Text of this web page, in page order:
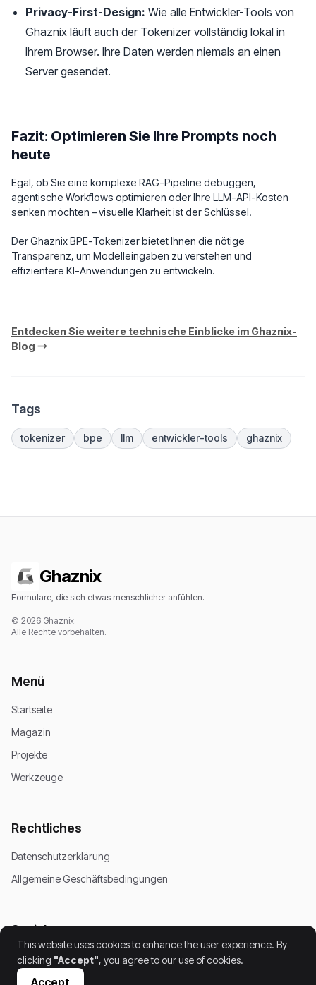
Privacy-First-Design: Wie alle Entwickler-Tools von
Ghaznix läuft auch der Tokenizer vollständig lokal in
Ihrem Browser. Ihre Daten werden niemals an einen
Server gesendet.
Fazit: Optimieren Sie Ihre Prompts noch
heute
Egal, ob Sie eine komplexe RAG-Pipeline debuggen,
agentische Workflows optimieren oder Ihre LLM-API-Kosten
senken möchten – visuelle Klarheit ist der Schlüssel.
Der Ghaznix BPE-Tokenizer bietet Ihnen die nötige
Transparenz, um Modelleingaben zu verstehen und
effizientere KI-Anwendungen zu entwickeln.
Entdecken Sie weitere technische Einblicke im Ghaznix-
Blog →
Tags
tokenizer bpe llm entwickler-tools ghaznix
Ghaznix
Formulare, die sich etwas menschlicher anfühlen.
© 2026 Ghaznix.
Alle Rechte vorbehalten.
Menü
Startseite
Magazin
Projekte
Werkzeuge
Rechtliches
Datenschutzerklärung
Allgemeine Geschäftsbedingungen
Soziales
This website uses cookies to enhance the user experience. By
clicking "Accept", you agree to our use of cookies.
Accept